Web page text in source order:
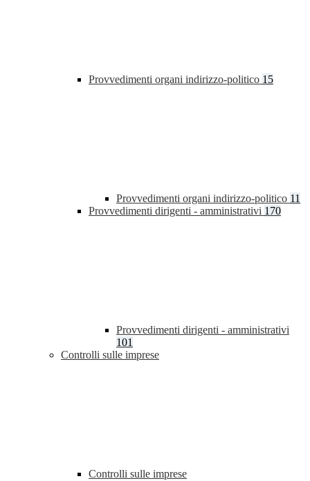
Provvedimenti organi indirizzo-politico 15
Provvedimenti organi indirizzo-politico 11
Provvedimenti dirigenti - amministrativi 170
Provvedimenti dirigenti - amministrativi
101
Controlli sulle imprese
Controlli sulle imprese